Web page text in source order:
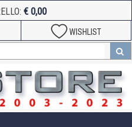
€ 0,00
WISHLIST